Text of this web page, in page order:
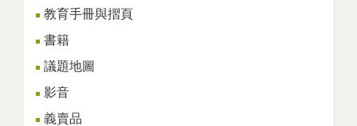
教育手冊與摺頁
書籍
議題地圖
影音
義賣品